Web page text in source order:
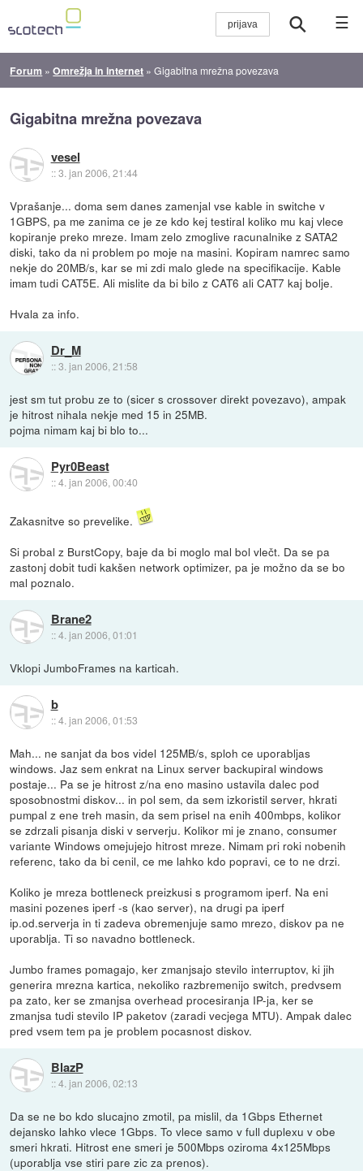
☰
Forum »Omrežja in internet »Gigabitna mrežna povezava
Gigabitna mrežna povezava
vesel
::3. jan 2006, 21:44
Vprašanje... doma sem danes zamenjal vse kable in switche v
1GBPS, pa me zanima ce je ze kdo kej testiral koliko mu kaj vlece
kopiranje preko mreze. Imam zelo zmoglive racunalnike z SATA2
diski, tako da ni problem po moje na masini. Kopiram namrec samo
nekje do 20MB/s, kar se mi zdi malo glede na specifikacije. Kable
imam tudi CAT5E. Ali mislite da bi bilo z CAT6 ali CAT7 kaj bolje.
Hvala za info.
Dr_M
::3. jan 2006, 21:58
jest sm tut probu ze to (sicer s crossover direkt povezavo), ampak
je hitrost nihala nekje med 15 in 25MB.
pojma nimam kaj bi blo to...
Pyr0Beast
::4. jan 2006, 00:40
Zakasnitve so prevelike.
Si probal z BurstCopy, baje da bi moglo mal bol vlečt. Da se pa
zastonj dobit tudi kakšen network optimizer, pa je možno da se bo
mal poznalo.
Brane2
::4. jan 2006, 01:01
Vklopi JumboFrames na karticah.
b
::4. jan 2006, 01:53
Mah... ne sanjat da bos videl 125MB/s, sploh ce uporabljas
windows. Jaz sem enkrat na Linux server backupiral windows
postaje... Pa se je hitrost z/na eno masino ustavila dalec pod
sposobnostmi diskov... in pol sem, da sem izkoristil server, hkrati
pumpal z ene treh masin, da sem prisel na enih 400mbps, kolikor
se zdrzali pisanja diski v serverju. Kolikor mi je znano, consumer
variante Windows omejujejo hitrost mreze. Nimam pri roki nobenih
referenc, tako da bi cenil, ce me lahko kdo popravi, ce to ne drzi.
Koliko je mreza bottleneck preizkusi s programom iperf. Na eni
masini pozenes iperf -s (kao server), na drugi pa iperf
ip.od.serverja in ti zadeva obremenjuje samo mrezo, diskov pa ne
uporablja. Ti so navadno bottleneck.
Jumbo frames pomagajo, ker zmanjsajo stevilo interruptov, ki jih
generira mrezna kartica, nekoliko razbremenijo switch, predvsem
pa zato, ker se zmanjsa overhead procesiranja IP-ja, ker se
zmanjsa tudi stevilo IP paketov (zaradi vecjega MTU). Ampak dalec
pred vsem tem pa je problem pocasnost diskov.
BlazP
::4. jan 2006, 02:13
Da se ne bo kdo slucajno zmotil, pa mislil, da 1Gbps Ethernet
dejansko lahko vlece 1Gbps. To vlece samo v full duplexu v obe
smeri hkrati. Hitrost ene smeri je 500Mbps oziroma 4x125Mbps
(uporablja vse stiri pare zic za prenos).